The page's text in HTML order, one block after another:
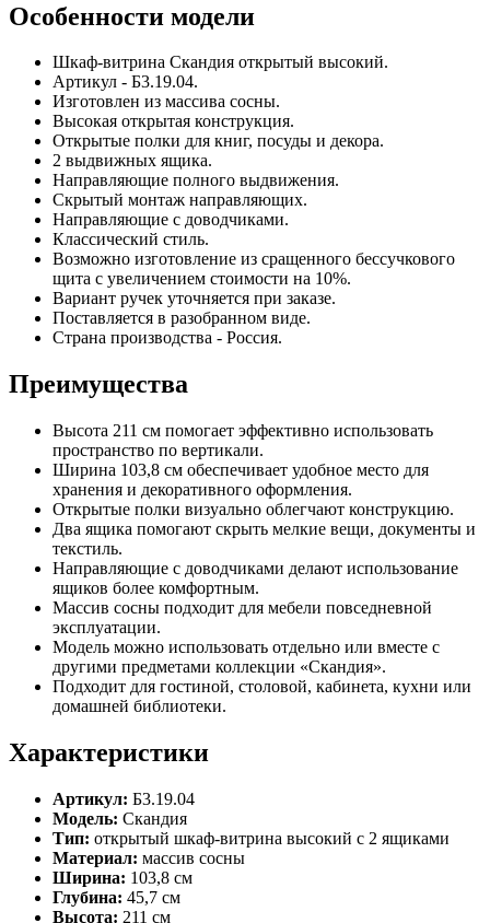
Особенности модели
Шкаф-витрина Скандия открытый высокий.
Артикул - Б3.19.04.
Изготовлен из массива сосны.
Высокая открытая конструкция.
Открытые полки для книг, посуды и декора.
2 выдвижных ящика.
Направляющие полного выдвижения.
Скрытый монтаж направляющих.
Направляющие с доводчиками.
Классический стиль.
Возможно изготовление из сращенного бессучкового
щита с увеличением стоимости на 10%.
Вариант ручек уточняется при заказе.
Поставляется в разобранном виде.
Страна производства - Россия.
Преимущества
Высота 211 см помогает эффективно использовать
пространство по вертикали.
Ширина 103,8 см обеспечивает удобное место для
хранения и декоративного оформления.
Открытые полки визуально облегчают конструкцию.
Два ящика помогают скрыть мелкие вещи, документы и
текстиль.
Направляющие с доводчиками делают использование
ящиков более комфортным.
Массив сосны подходит для мебели повседневной
эксплуатации.
Модель можно использовать отдельно или вместе с
другими предметами коллекции «Скандия».
Подходит для гостиной, столовой, кабинета, кухни или
домашней библиотеки.
Характеристики
Артикул: Б3.19.04
Модель: Скандия
Тип: открытый шкаф-витрина высокий с 2 ящиками
Материал: массив сосны
Ширина: 103,8 см
Глубина: 45,7 см
Высота: 211 см